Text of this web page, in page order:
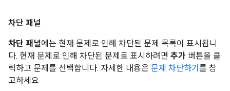
차단 패널
차단 패널에는 현재 문제로 인해 차단된 문제 목록이 표시됩니
다. 현재 문제로 인해 차단된 문제로 표시하려면 추가 버튼을 클
릭하고 문제를 선택합니다. 자세한 내용은 문제 차단하기 를 참
고하세요.